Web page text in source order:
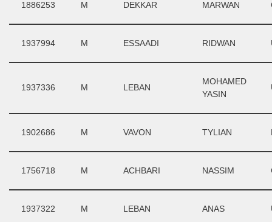
1886253 M DEKKAR MARWAN
1937994 M ESSAADI RIDWAN
1937336 M LEBAN
MOHAMED
YASIN
1902686 M VAVON TYLIAN
1756718 M ACHBARI NASSIM
1937322 M LEBAN ANAS